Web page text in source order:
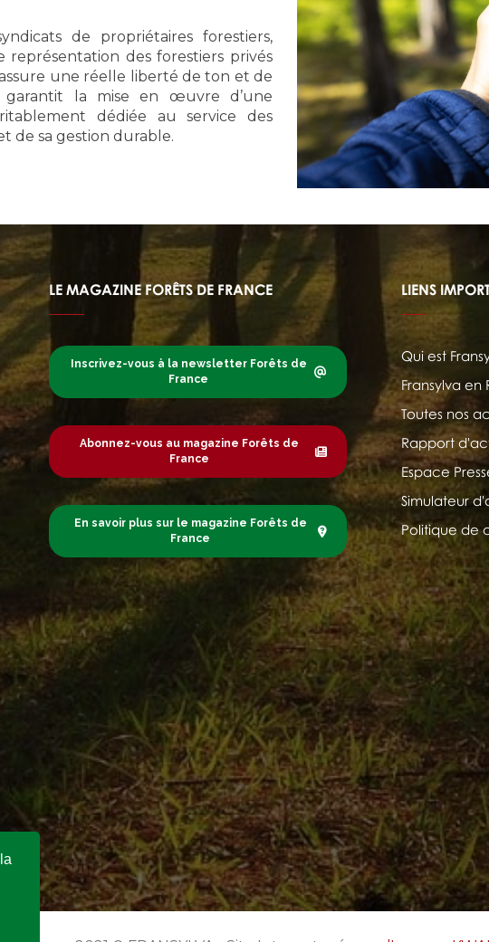
de propriétaires forestiers,
représentation des forestiers privés
une réelle liberté de ton et de
garantit la mise en œuvre d’une
dédiée au service des
de sa gestion durable.
LE MAGAZINE FORÊTS DE FRANCE
Inscrivez-vous à la newsletter Forêts de
France
Abonnez-vous au magazine Forêts de
France
En savoir plus sur le magazine Forêts de
France
LIENS
Qui est
Fransylva en
Toutes nos
Rapport
Espace
Simulateur
Politique de